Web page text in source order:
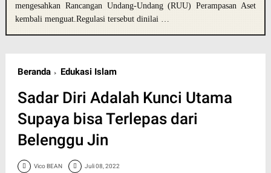
mengesahkan Rancangan Undang-Undang (RUU) Perampasan Aset
kembali menguat.Regulasi tersebut dinilai …
Beranda Edukasi Islam
Sadar Diri Adalah Kunci Utama
Supaya bisa Terlepas dari
Belenggu Jin
Vico BEAN Juli 08, 2022